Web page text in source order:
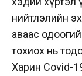
нийтлэлийн
аваас
тохиох нь
Харин Covid-